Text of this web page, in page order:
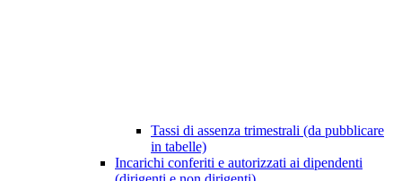
Tassi di assenza trimestrali (da pubblicare
in tabelle)
Incarichi conferiti e autorizzati ai dipendenti